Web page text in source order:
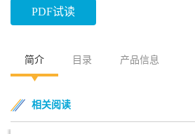
PDF试读
简介 目录 产品信息
相关阅读